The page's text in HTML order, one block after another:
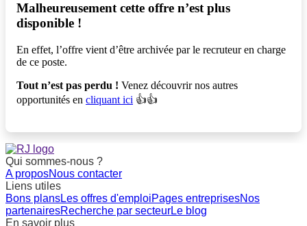
Malheureusement cette offre n’est plus
disponible !️
En effet, l’offre vient d’être archivée par le recruteur en charge
de ce poste.
Tout n’est pas perdu ! Venez découvrir nos autres
opportunités en cliquant ici 👍👍
Qui sommes-nous ?
A proposNous contacter
Liens utiles
Bons plansLes offres d'emploiPages entreprisesNos
partenairesRecherche par secteurLe blog
En savoir plus